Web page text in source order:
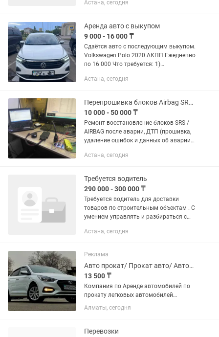
компаний как Porshe, Volkswagen,
шлифовка, мойка сушка...
Астана, сегодня
Аренда авто с выкупом
9 000 - 16 000 ₸
Сдаётся авто с последующим выкупом.
Volkswagen Polo 2020 АКПП Ежедневно
по 16 000 Что требуется: 1)
страховка от 10.000 2) Залоговый
Астана, сегодня
Перепрошивка блоков Airbag SRS Удаление crash data
10 000 - 50 000 ₸
Ремонт восстановление блоков SRS /
AIRBAG после аварии, ДТП (прошивка,
удаление ошибок и данных об аварии).
data) в SRS Прошить блок Airbag (SRS)
Астана, сегодня
Требуется водитель
290 000 - 300 000 ₸
Требуется водитель для доставки
товаров по строительным объектам . С
умением управлять и разбираться с
График работы с 9:00 до 18:00 ,
Астана, сегодня
Реклама
Авто прокат/ Прокат авто/ Автопрокат /Аренда авто
13 500 ₸
Компания по Аренде автомобилей по
прокату легковых автомобилей
предлагает. Hyundai Солярис 2014-
2021 г. Hyundai Accent 2015-2021 г.
Лексус GS300 2010, Шевроле...
Алматы, сегодня
Перевозки